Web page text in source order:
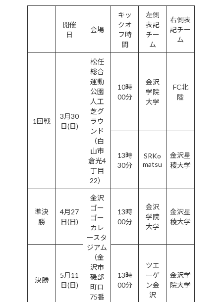
開催
日
会場
キッ
クオ
フ時
間
左側
表記
チー
ム
右側表
記チー
ム
1回戦
3月30
日(日)
松任
総合
運動
公園
人工
芝グ
ラウ
ンド
（白
山市
倉光4
丁目
22）
10時
00分
金沢
学院
大学
FC北
陸
13時
30分
SRKo
matsu
金沢星
稜大学
準決
勝
4月27
日(日)
金沢
ゴー
ゴー
カレ
ースタ
ジアム
（金
沢市
磯部
町ロ
75番
13時
00分
金沢
学院
大学
金沢星
稜大学
決勝
5月11
日(日)
13時
00分
ツエ
ーゲ
ン金
沢
金沢学
院大学